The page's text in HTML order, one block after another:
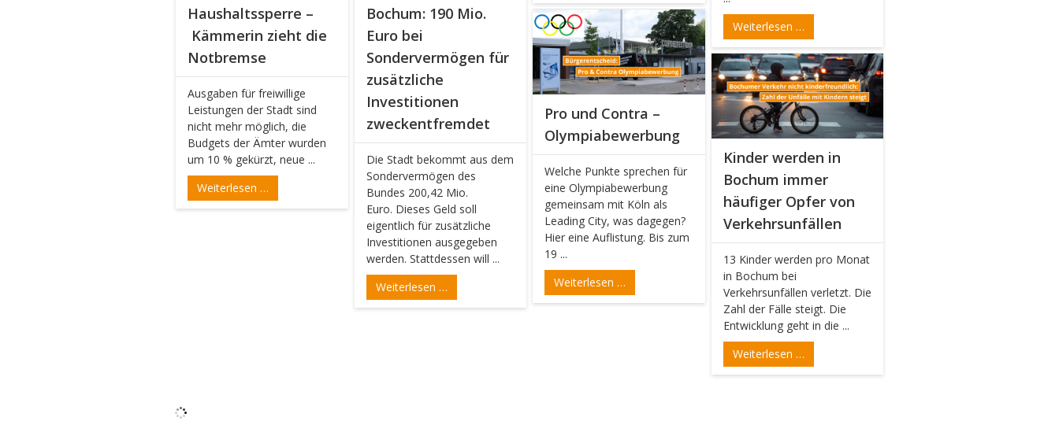
Weiterlesen …
Haushaltssperre –
Kämmerin zieht die
Notbremse
Ausgaben für freiwillige
Leistungen der Stadt sind
nicht mehr möglich, die
Budgets der Ämter wurden
um 10 % gekürzt, neue ...
Weiterlesen …
Bochum: 190 Mio.
Euro bei
Sondervermögen für
zusätzliche
Investitionen
zweckentfremdet
Die Stadt bekommt aus dem
Sondervermögen des
Bundes 200,42 Mio.
Euro. Dieses Geld soll
eigentlich für zusätzliche
Investitionen ausgegeben
werden. Stattdessen will ...
Weiterlesen …
Pro und Contra –
Olympiabewerbung
Welche Punkte sprechen für
eine Olympiabewerbung
gemeinsam mit Köln als
Leading City, was dagegen?
Hier eine Auflistung. Bis zum
19 ...
Weiterlesen …
Kinder werden in
Bochum immer
häufiger Opfer von
Verkehrsunfällen
13 Kinder werden pro Monat
in Bochum bei
Verkehrsunfällen verletzt. Die
Zahl der Fälle steigt. Die
Entwicklung geht in die ...
Weiterlesen …